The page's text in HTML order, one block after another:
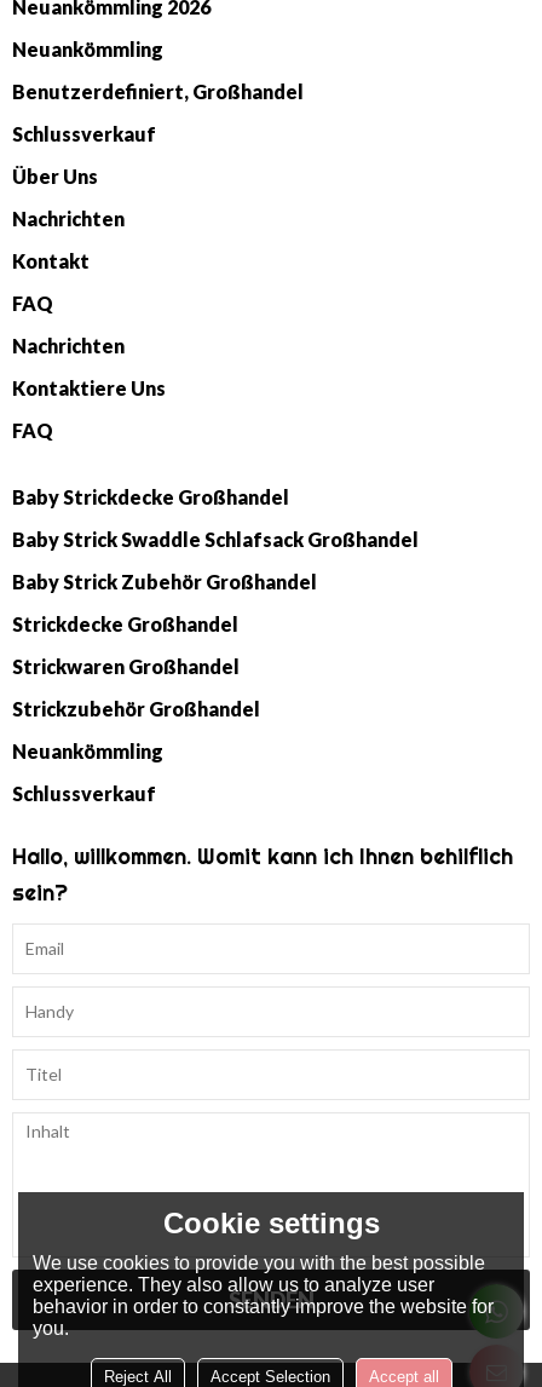
Neuankömmling 2026
Neuankömmling
Benutzerdefiniert, Großhandel
Schlussverkauf
Über Uns
Nachrichten
Kontakt
FAQ
Nachrichten
Kontaktiere Uns
FAQ
Baby Strickdecke Großhandel
Baby Strick Swaddle Schlafsack Großhandel
Baby Strick Zubehör Großhandel
Strickdecke Großhandel
Strickwaren Großhandel
Strickzubehör Großhandel
Neuankömmling
Schlussverkauf
Hallo, willkommen. Womit kann ich Ihnen behilflich
sein?
SENDEN
Cookie settings
We use cookies to provide you with the best possible
experience. They also allow us to analyze user
behavior in order to constantly improve the website for
you.
Reject All Accept Selection Accept all